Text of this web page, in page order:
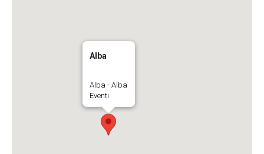
Alba
Alba - Alba
Eventi